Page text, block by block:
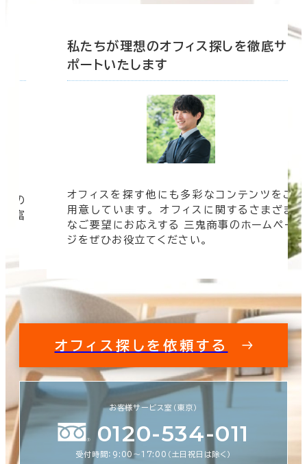
の
豊富
私たちが理想のオフィス探しを徹底サ
ポートいたします
オフィスを探す他にも多彩なコンテンツをご
用意しています。 オフィスに関するさまざま
なご要望にお応えする 三鬼商事のホームペー
ジをぜひお役立てください。
オフィス探しを依頼する
お客様サービス室（東京）
0120-534-011
受付時間：9:00〜17:00（土日祝日は除く）